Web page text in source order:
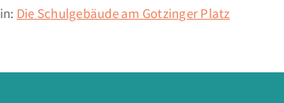
Die Schulgebäude am Gotzinger Platz